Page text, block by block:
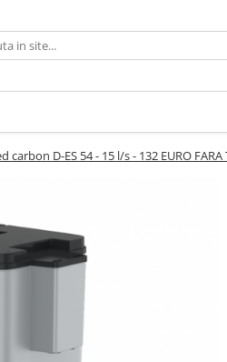
D-ES 54 - 15 l/s - 132 EURO FARA